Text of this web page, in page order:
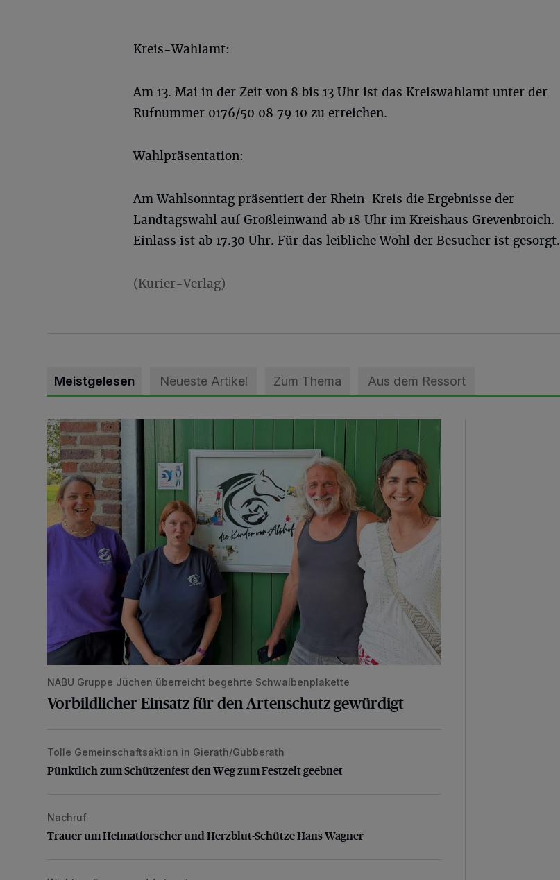
Kreis-Wahlamt:
Am 13. Mai in der Zeit von 8 bis 13 Uhr ist das Kreiswahlamt unter der
Rufnummer 0176/50 08 79 10 zu erreichen.
Wahlpräsentation:
Am Wahlsonntag präsentiert der Rhein-Kreis die Ergebnisse der
Landtagswahl auf Großleinwand ab 18 Uhr im Kreishaus Grevenbroich.
Einlass ist ab 17.30 Uhr. Für das leibliche Wohl der Besucher ist gesorgt.
(Kurier-Verlag)
Meistgelesen Neueste Artikel Zum Thema Aus dem Ressort
Vorbildlicher Einsatz für den Artenschutz gewürdigt
NABU Gruppe Jüchen überreicht begehrte Schwalbenplakette
Vorbildlicher Einsatz für den Artenschutz gewürdigt
Pünktlich zum Schützenfest den Weg zum Festzelt geebnet
Tolle Gemeinschaftsaktion in Gierath/Gubberath
Pünktlich zum Schützenfest den Weg zum Festzelt geebnet
Trauer um Heimatforscher und Herzblut-Schütze Hans Wagner
Nachruf
Trauer um Heimatforscher und Herzblut-Schütze Hans Wagner